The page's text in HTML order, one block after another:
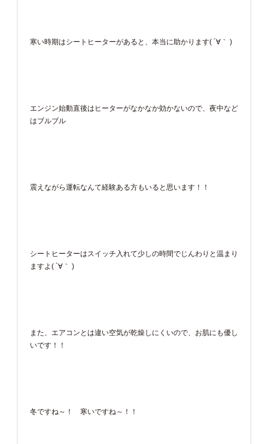
寒い時期はシートヒーターがあると、本当に助かります( ´∀｀ )
エンジン始動直後はヒーターがなかなか効かないので、夜中など
はブルブル
震えながら運転なんて経験ある方もいると思います！！
シートヒーターはスイッチ入れて少しの時間でじんわりと温まり
ますよ( ´∀｀ )
また、エアコンとは違い空気が乾燥しにくいので、お肌にも優し
いです！！
冬ですね～！ 寒いですね～！！